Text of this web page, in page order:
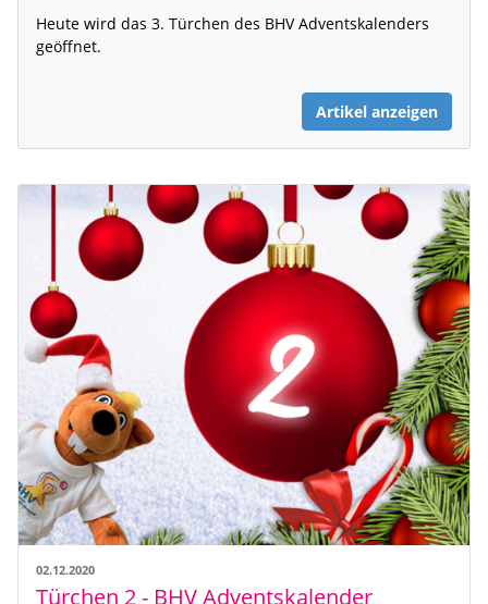
Heute wird das 3. Türchen des BHV Adventskalenders
geöffnet.
Artikel anzeigen
02.12.2020
Türchen 2 - BHV Adventskalender